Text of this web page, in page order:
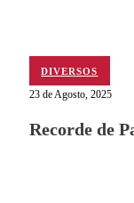
DIVERSOS
23 de Agosto, 2025
Recorde de